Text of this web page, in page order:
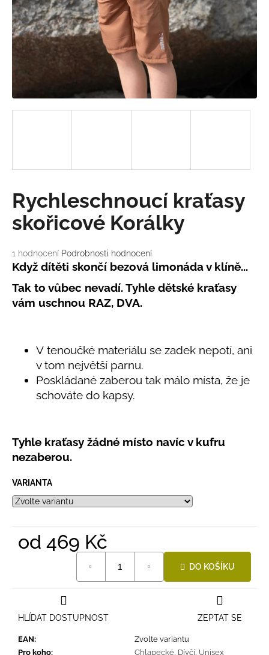
Průměrné
hodnocení
produktu
je
5,0
z
1 hodnocení Podrobnosti hodnocení
Rychleschnoucí kraťasy
skořicové Korálky
Když dítěti skončí bezová limonáda v klíně...
Tak to vůbec nevadí. Tyhle dětské kraťasy
vám uschnou RAZ, DVA.
V tenoučké materiálu se zadek nepotí, ani
v tom největší parnu.
Poskládané zaberou tak málo místa, že je
schováte do kapsy.
Tyhle kraťasy žádné místo navíc v kufru
nezaberou.
VARIANTA
od 469 Kč
DO KOŠÍKU
EAN:
Zvolte variantu
Pro koho: Chlapecké, Dívčí, Unisex
ZEPTAT SE
HLÍDAT DOSTUPNOST
a
j
í
D
o
p
o
u
č
u
j
e
LETNÍ
KLOBOUČEK
OUŠKY
395
Kč